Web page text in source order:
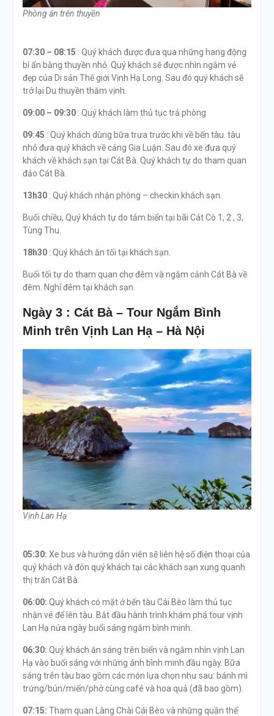
Phòng ăn trên thuyền
07:30 – 08:15 : Quý khách được đưa qua những hang động
bí ẩn bằng thuyền nhỏ. Quý khách sẽ được nhìn ngắm vẻ
đẹp của Di sản Thế giới Vịnh Hạ Long. Sau đó quý khách sẽ
trở lại Du thuyền thăm vịnh.
09:00 – 09:30: Quý khách làm thủ tục trả phòng
09:45 : Quý khách dùng bữa trưa trước khi về bến tàu. tàu
nhỏ đưa quý khách về cảng Gia Luận. Sau đó xe đưa quý
khách về khách sạn tại Cát Bà. Quý khách tự do tham quan
đảo Cát Bà.
13h30: Quý khách nhận phòng – checkin khách sạn.
Buổi chiều, Quý khách tự do tắm biển tại bãi Cát Cò 1, 2 , 3,
Tùng Thu.
18h30: Quý khách ăn tối tại khách sạn.
Buổi tối tự do tham quan chợ đêm và ngắm cảnh Cát Bà về
đêm. Nghỉ đêm tại khách sạn.
Ngày 3 : Cát Bà – Tour Ngắm Bình
Minh trên Vịnh Lan Hạ – Hà Nội
Vịnh Lan Hạ
05:30: Xe bus và hướng dẫn viên sẽ liên hệ số điện thoại của
quý khách và đón quý khách tại các khách sạn xung quanh
thị trấn Cát Bà.
06:00: Quý khách có mặt ở bến tàu Cái Bèo làm thủ tục
nhận vé để lên tàu. Bắt đầu hành trình khám phá tour vịnh
Lan Hạ nửa ngày buổi sáng ngắm bình minh.
06:30: Quý khách ăn sáng trên biển và ngắm nhìn vịnh Lan
Hạ vào buổi sáng với những ánh bình minh đầu ngày. Bữa
sáng trên tàu bao gồm các món lựa chọn như sau: bánh mì
trứng/bún/miến/phở cùng café và hoa quả (đã bao gồm).
07:15: Tham quan Làng Chài Cái Bèo và những quần thể